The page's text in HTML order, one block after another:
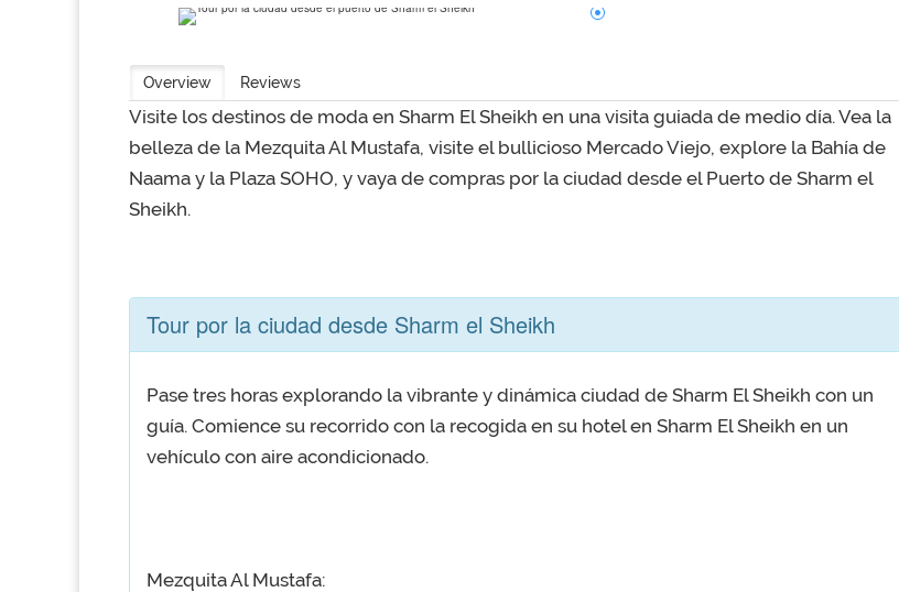
Overview Reviews
Visite los destinos de moda en Sharm El Sheikh en una visita guiada de medio día. Vea la
belleza de la Mezquita Al Mustafa, visite el bullicioso Mercado Viejo, explore la Bahía de
Naama y la Plaza SOHO, y vaya de compras por la ciudad desde el Puerto de Sharm el
Sheikh.
Tour por la ciudad desde Sharm el Sheikh
Pase tres horas explorando la vibrante y dinámica ciudad de Sharm El Sheikh con un
guía. Comience su recorrido con la recogida en su hotel en Sharm El Sheikh en un
vehículo con aire acondicionado.
Mezquita Al Mustafa: